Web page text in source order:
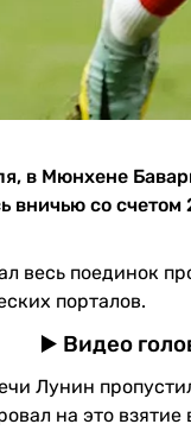
в Мюнхене
вничью со счетом
весь поединок
порталов.
▶️ Видео
Лунин
на это